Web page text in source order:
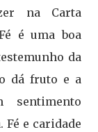
na Carta
é uma boa
da
dá fruto e a
Fé e caridade